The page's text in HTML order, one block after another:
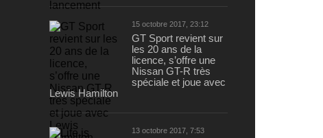
15 octobre 2017, 23:12
GT Sport revient sur
les 20 ans de la
licence, s’offre une
Nissan GT-R très
spéciale et joue avec
Lewis Hamilton
13 octobre 2017, 7:53